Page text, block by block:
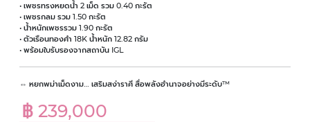
• เพชรทรงหยดน้ำ 2 เม็ด รวม 0.40 กะรัต
• เพชรกลม รวม 1.50 กะรัต
• น้ำหนักเพชรรวม 1.90 กะรัต
• ตัวเรือนทองคำ 18K น้ำหนัก 12.82 กรัม
• พร้อมใบรับรองจากสถาบัน IGL
⇔ หยกพม่าเม็ดงาม… เสริมสง่าราศี สื่อพลังอำนาจอย่างมีระดับ™
฿ 239,000